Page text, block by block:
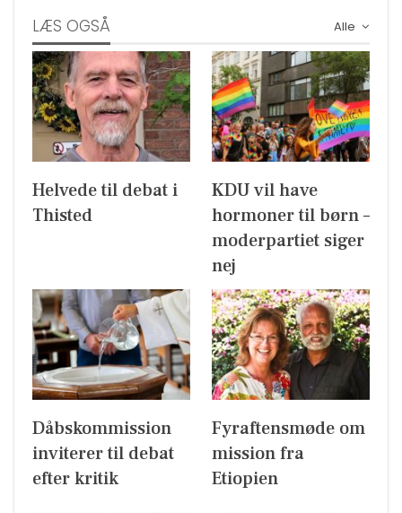
Alle
LÆS OGSÅ
Helvede til debat i
Thisted
KDU vil have
hormoner til børn –
moderpartiet siger
nej
Dåbskommission
inviterer til debat
efter kritik
Fyraftensmøde om
mission fra
Etiopien